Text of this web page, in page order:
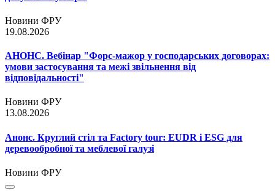
Новини ФРУ
19.08.2026
АНОНС. Вебінар "Форс-мажор у господарських договорах:
умови застосування та межі звільнення від
відповідальності"
Новини ФРУ
13.08.2026
Анонс. Круглий стіл та Factory tour: EUDR і ESG для
деревообробної та меблевої галузі
Новини ФРУ